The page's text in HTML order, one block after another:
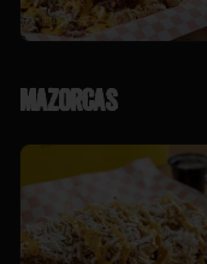
Mazorcas